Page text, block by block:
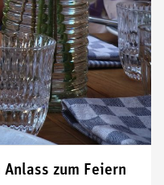
zum Feiern